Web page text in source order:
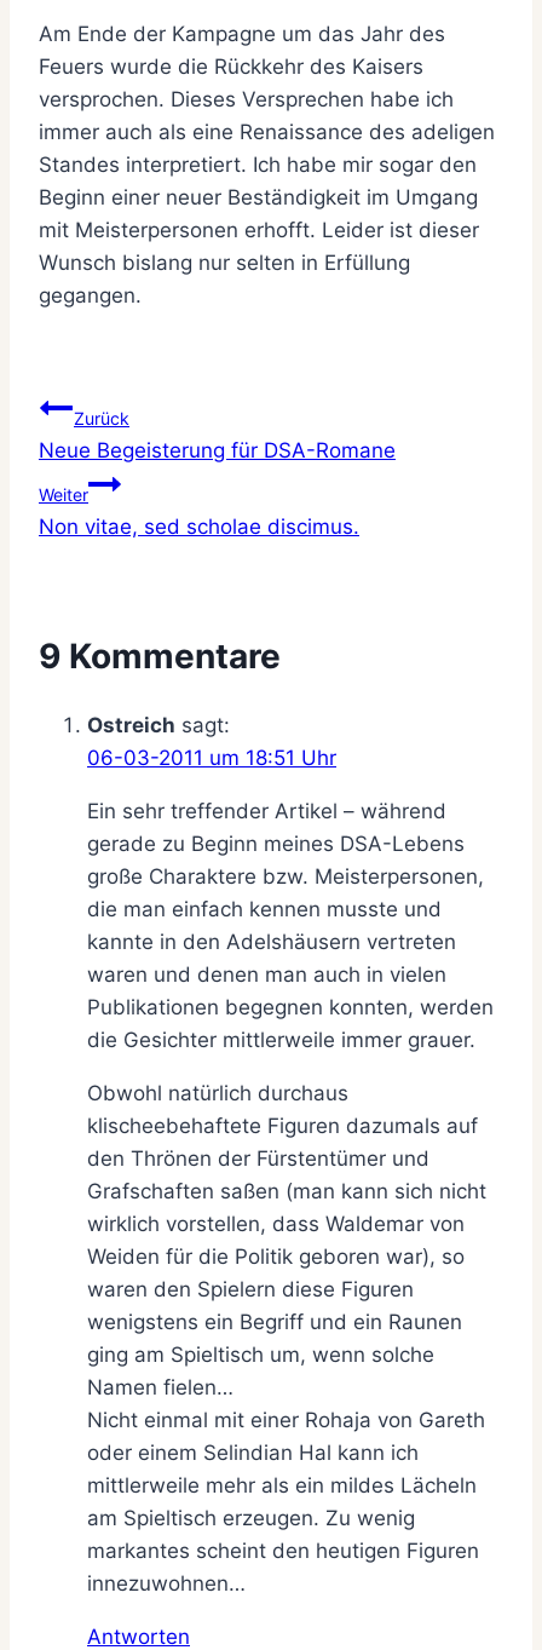
Am Ende der Kampagne um das Jahr des
Feuers wurde die Rückkehr des Kaisers
versprochen. Dieses Versprechen habe ich
immer auch als eine Renaissance des adeligen
Standes interpretiert. Ich habe mir sogar den
Beginn einer neuer Beständigkeit im Umgang
mit Meisterpersonen erhofft. Leider ist dieser
Wunsch bislang nur selten in Erfüllung
gegangen.
Beitragsnavigation
Zurück
Neue Begeisterung für DSA-Romane
Weiter
Non vitae, sed scholae discimus.
9 Kommentare
Ostreich sagt:
06-03-2011 um 18:51 Uhr
Ein sehr treffender Artikel – während
gerade zu Beginn meines DSA-Lebens
große Charaktere bzw. Meisterpersonen,
die man einfach kennen musste und
kannte in den Adelshäusern vertreten
waren und denen man auch in vielen
Publikationen begegnen konnten, werden
die Gesichter mittlerweile immer grauer.
Obwohl natürlich durchaus
klischeebehaftete Figuren dazumals auf
den Thrönen der Fürstentümer und
Grafschaften saßen (man kann sich nicht
wirklich vorstellen, dass Waldemar von
Weiden für die Politik geboren war), so
waren den Spielern diese Figuren
wenigstens ein Begriff und ein Raunen
ging am Spieltisch um, wenn solche
Namen fielen…
Nicht einmal mit einer Rohaja von Gareth
oder einem Selindian Hal kann ich
mittlerweile mehr als ein mildes Lächeln
am Spieltisch erzeugen. Zu wenig
markantes scheint den heutigen Figuren
innezuwohnen…
Antworten